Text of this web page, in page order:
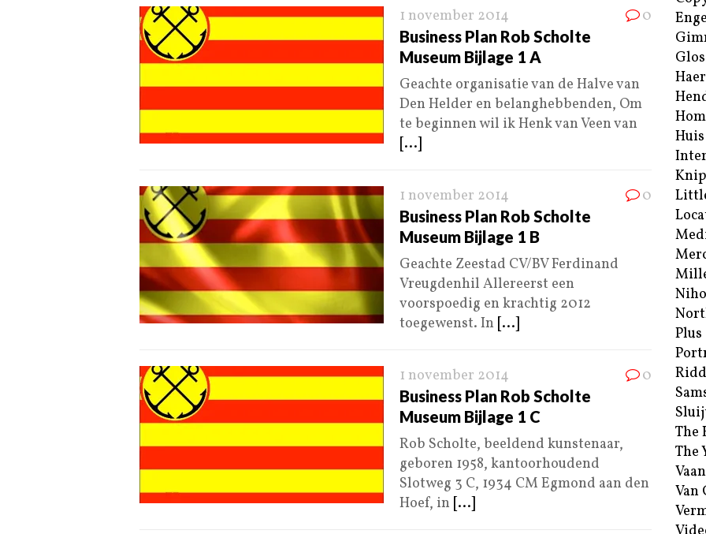
1 november 2014 0
Business Plan Rob Scholte
Museum Bijlage 1 A
Geachte organisatie van de Halve van
Den Helder en belanghebbenden, Om
te beginnen wil ik Henk van Veen van
[...]
1 november 2014 0
Business Plan Rob Scholte
Museum Bijlage 1 B
Geachte Zeestad CV/BV Ferdinand
Vreugdenhil Allereerst een
voorspoedig en krachtig 2012
toegewenst. In [...]
1 november 2014 0
Business Plan Rob Scholte
Museum Bijlage 1 C
Rob Scholte, beeldend kunstenaar,
geboren 1958, kantoorhoudend
Slotweg 3 C, 1934 CM Egmond aan den
Hoef, in [...]
Plus
The
The
Van